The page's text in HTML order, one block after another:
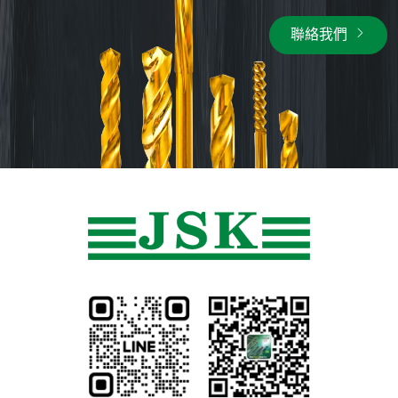
聯絡我們